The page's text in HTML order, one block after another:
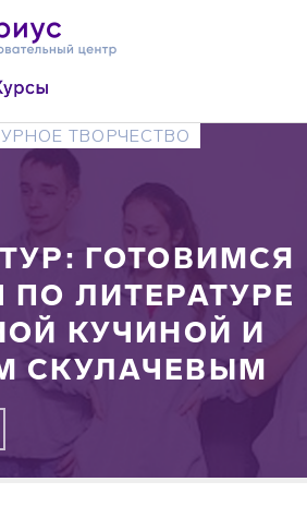
ТВОРЧЕСТВО
ГОТОВИМСЯ
ЛИТЕРАТУРЕ
КУЧИНОЙ И
СКУЛАЧЕВЫМ